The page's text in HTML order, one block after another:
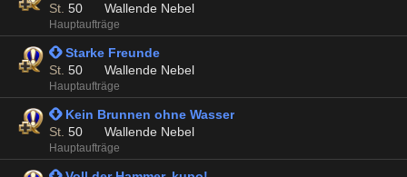
St. 50 Wallende Nebel
Hauptaufträge
 Starke Freunde
St. 50 Wallende Nebel
Hauptaufträge
 Kein Brunnen ohne Wasser
St. 50 Wallende Nebel
Hauptaufträge